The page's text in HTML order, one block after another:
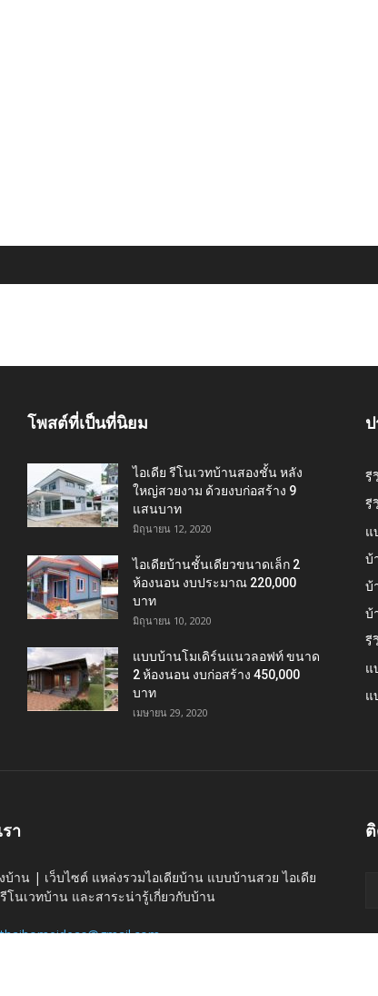
โพสต์ที่เป็นที่นิยม
ไอเดีย รีโนเวทบ้านสองชั้น หลัง
ใหญ่สวยงาม ด้วยงบก่อสร้าง 9
แสนบาท
มิถุนายน 12, 2020
ไอเดียบ้านชั้นเดียวขนาดเล็ก 2
ห้องนอน งบประมาณ 220,000
บาท
มิถุนายน 10, 2020
แบบบ้านโมเดิร์นแนวลอฟท์ ขนาด
2 ห้องนอน งบก่อสร้าง 450,000
บาท
เมษายน 29, 2020
รี
รี
แ
บ้
บ้
บ้
รี
แ
แ
รา
บ้าน | เว็บไซต์ แหล่งรวมไอเดียบ้าน แบบบ้านสวย ไอเดีย
โนเวทบ้าน และสาระน่ารู้เกี่ยวกับบ้าน
thaihomeideas@gmail.com